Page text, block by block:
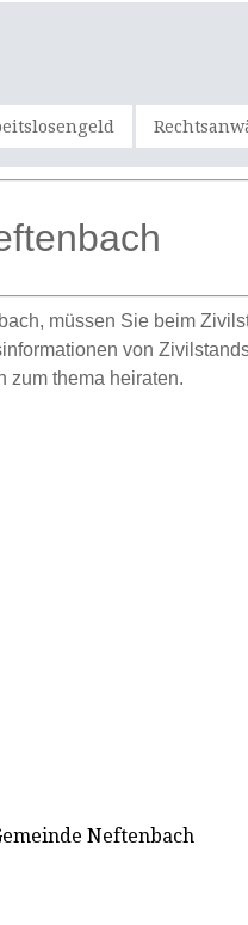
müssen Sie beim
von
zum thema heiraten.
Neftenbach